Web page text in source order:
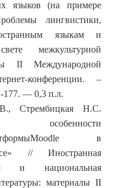
языков (на примере
лингвистики,
языкам и
межкультурной
II Международной
конференции. –
177. — 0,3 п.л.
Стрембицкая Н.С.
особенности
в
// Иностранная
и национальная
материалы II